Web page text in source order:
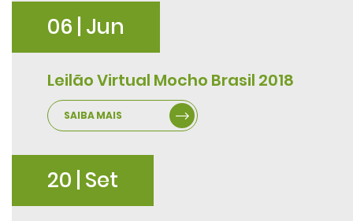
06 | Jun
Leilão Virtual Mocho Brasil 2018
SAIBA MAIS
20 | Set